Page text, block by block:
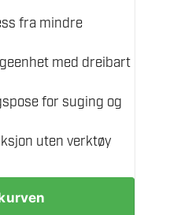
fra mindre
med dreibart
for suging og
uten verktøy